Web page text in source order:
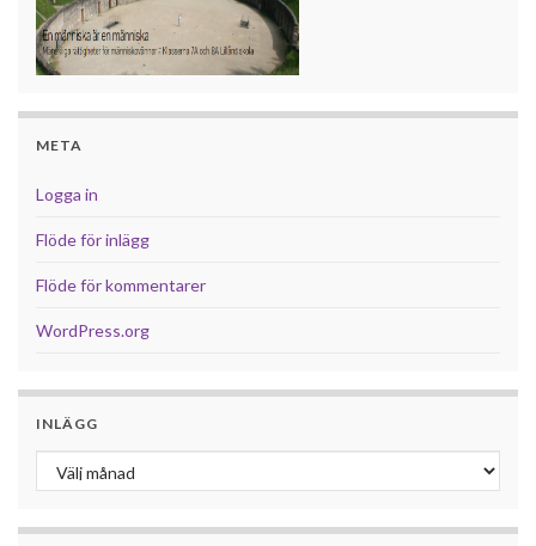
META
Logga in
Flöde för inlägg
Flöde för kommentarer
WordPress.org
INLÄGG
Inlägg